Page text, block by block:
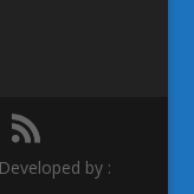
by :